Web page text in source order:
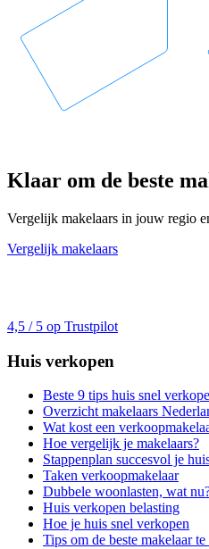
Klaar om de beste
Vergelijk makelaars in jouw regio
Vergelijk makelaars
4,5 / 5 op Trustpilot
Huis verkopen
Beste 9 tips huis snel
Overzicht makelaars
Wat kost een
Hoe vergelijk je makelaars?
Stappenplan succesvol je
Taken verkoopmakelaar
Dubbele woonlasten, wat
Huis verkopen belasting
Hoe je huis snel verkopen
Tips om de beste makelaar